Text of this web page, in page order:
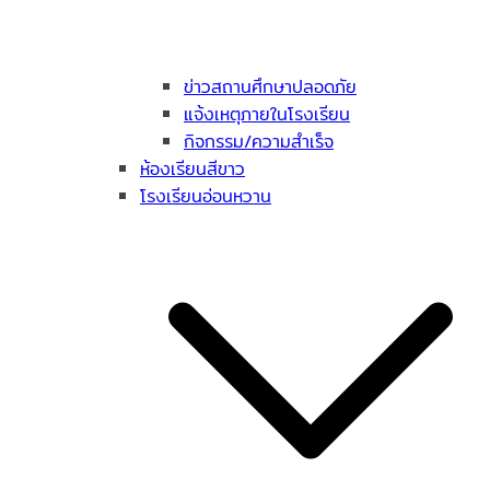
ข่าวสถานศึกษาปลอดภัย
แจ้งเหตุภายในโรงเรียน
กิจกรรม/ความสำเร็จ
ห้องเรียนสีขาว
โรงเรียนอ่อนหวาน